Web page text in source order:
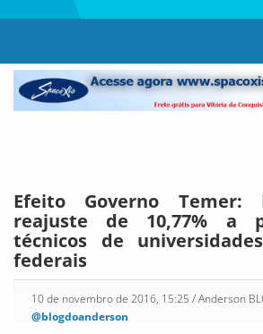
Efeito Governo Temer:
reajuste de 10,77% a
técnicos de
federais
10 de novembro de 2016, 15:25 / Anderson
@blogdoanderson